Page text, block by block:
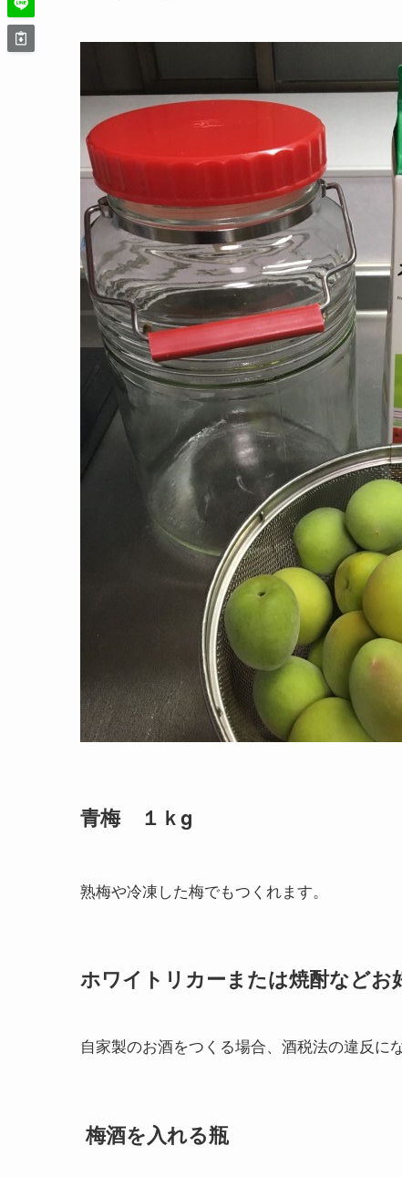
青梅 １ｋg
熟梅や冷凍した梅でもつくれます。
ホワイトリカーまたは焼酎など
自家製のお酒をつくる場合、酒税法の違反に
梅酒を入れる瓶